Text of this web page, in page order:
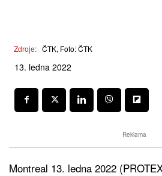
Zdroje: ČTK, Foto: ČTK
13. ledna 2022
Reklama
Montreal 13. ledna 2022